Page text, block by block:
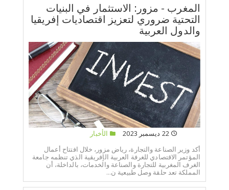
المغرب - مزور: الاستثمار في البنيات
التحتية ضروري لتعزيز اقتصاديات إفريقيا
والدول العربية
22 ديسمبر 2023
الأخبار
أكد وزير الصناعة والتجارة، رياض مزور، خلال افتتاح أعمال
المؤتمر الاقتصادي للغرفة العربية الإفريقية الذي تنظمه جامعة
الغرف المغربية للتجارة والصناعة والخدمات، بالداخلة، أن
المملكة تعد حلقة وصل طبيعية ن...